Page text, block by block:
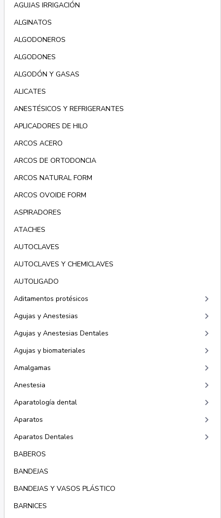
AGUJAS IRRIGACIÓN
ALGINATOS
ALGODONEROS
ALGODONES
ALGODÓN Y GASAS
ALICATES
ANESTÉSICOS Y REFRIGERANTES
APLICADORES DE HILO
ARCOS ACERO
ARCOS DE ORTODONCIA
ARCOS NATURAL FORM
ARCOS OVOIDE FORM
ASPIRADORES
ATACHES
AUTOCLAVES
AUTOCLAVES Y CHEMICLAVES
AUTOLIGADO
Aditamentos protésicos
keyboard_arrow_right
Agujas y Anestesias keyboard_arrow_right
Agujas y Anestesias Dentales keyboard_arrow_right
Agujas y biomateriales keyboard_arrow_right
Amalgamas keyboard_arrow_right
Anestesia keyboard_arrow_right
Aparatología dental keyboard_arrow_right
Aparatos keyboard_arrow_right
Aparatos Dentales keyboard_arrow_right
BABEROS
BANDEJAS
BANDEJAS Y VASOS PLÁSTICO
BARNICES